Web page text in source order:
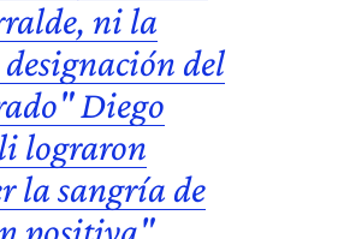
ni la
del
Diego
lograron
la sangría de
positiva"